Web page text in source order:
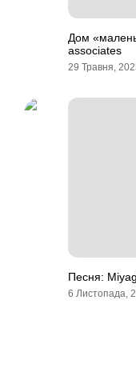
Дом
associates
29 Травня,
Песня:
6 Листопада,